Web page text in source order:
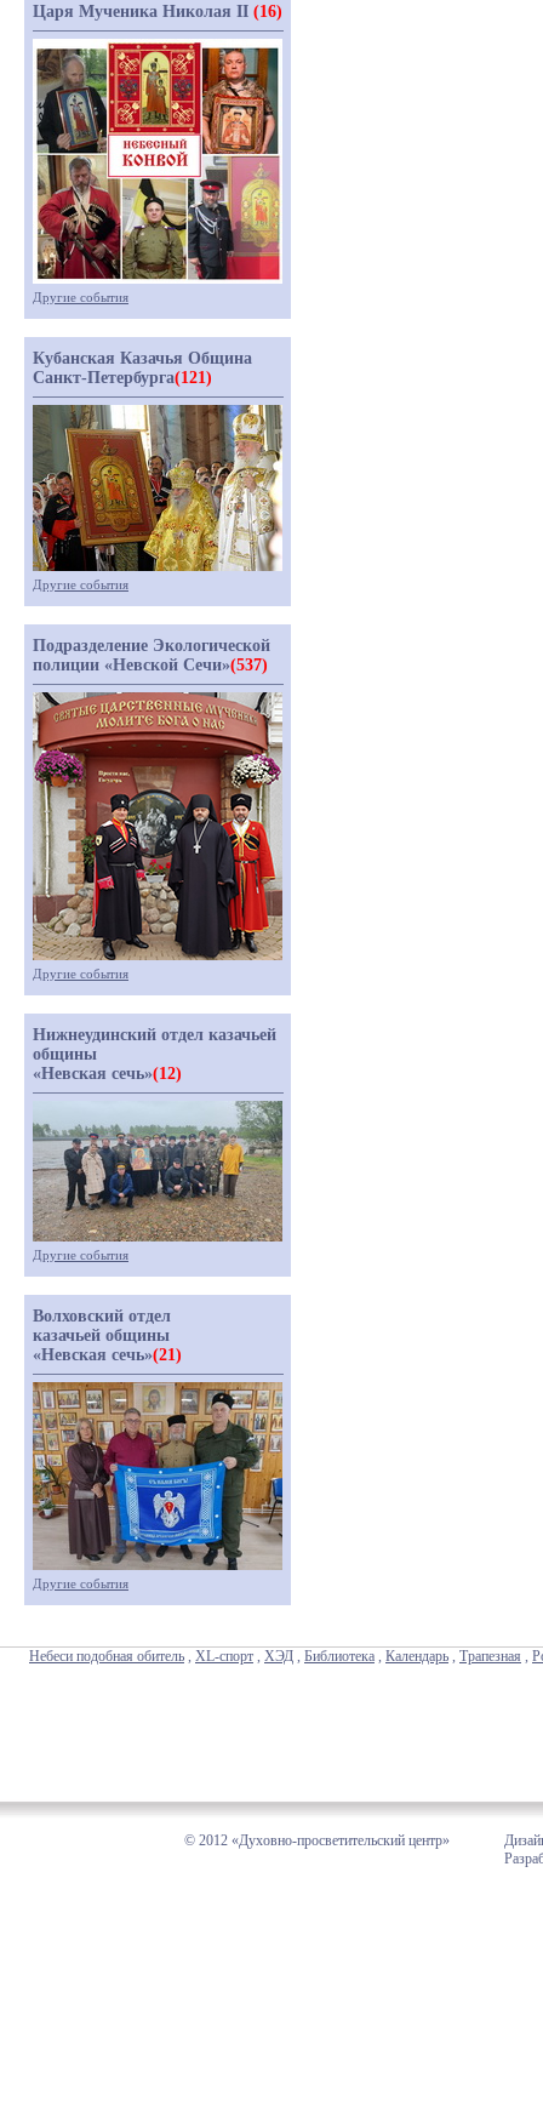
Царя Мученика Николая II (16)
Другие события
Кубанская Казачья Община
Санкт-Петербурга(121)
Другие события
Подразделение Экологической
полиции «Невской Сечи»(537)
Другие события
Нижнеудинский отдел казачьей
общины
«Невская сечь»(12)
Другие события
Волховский отдел
казачьей общины
«Невская сечь»(21)
Другие события
Небеси подобная обитель , XL-спорт , ХЭД , Библиотека , Календарь , Трапезная ,
© 2012 «Духовно-просветительский центр»